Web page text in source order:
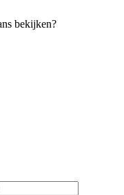
bekijken?